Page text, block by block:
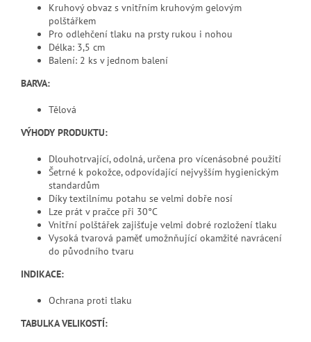
Kruhový obvaz s vnitřním kruhovým gelovým
polštářkem
Pro odlehčení tlaku na prsty rukou i nohou
Délka: 3,5 cm
Balení: 2 ks v jednom balení
BARVA:
Tělová
VÝHODY PRODUKTU:
Dlouhotrvající, odolná, určena pro vícenásobné použití
Šetrné k pokožce, odpovídající nejvyšším hygienickým
standardům
Díky textilnímu potahu se velmi dobře nosí
Lze prát v pračce při 30°C
Vnitřní polštářek zajišťuje velmi dobré rozložení tlaku
Vysoká tvarová paměť umožnňující okamžité navrácení
do původního tvaru
INDIKACE:
Ochrana proti tlaku
TABULKA VELIKOSTÍ: